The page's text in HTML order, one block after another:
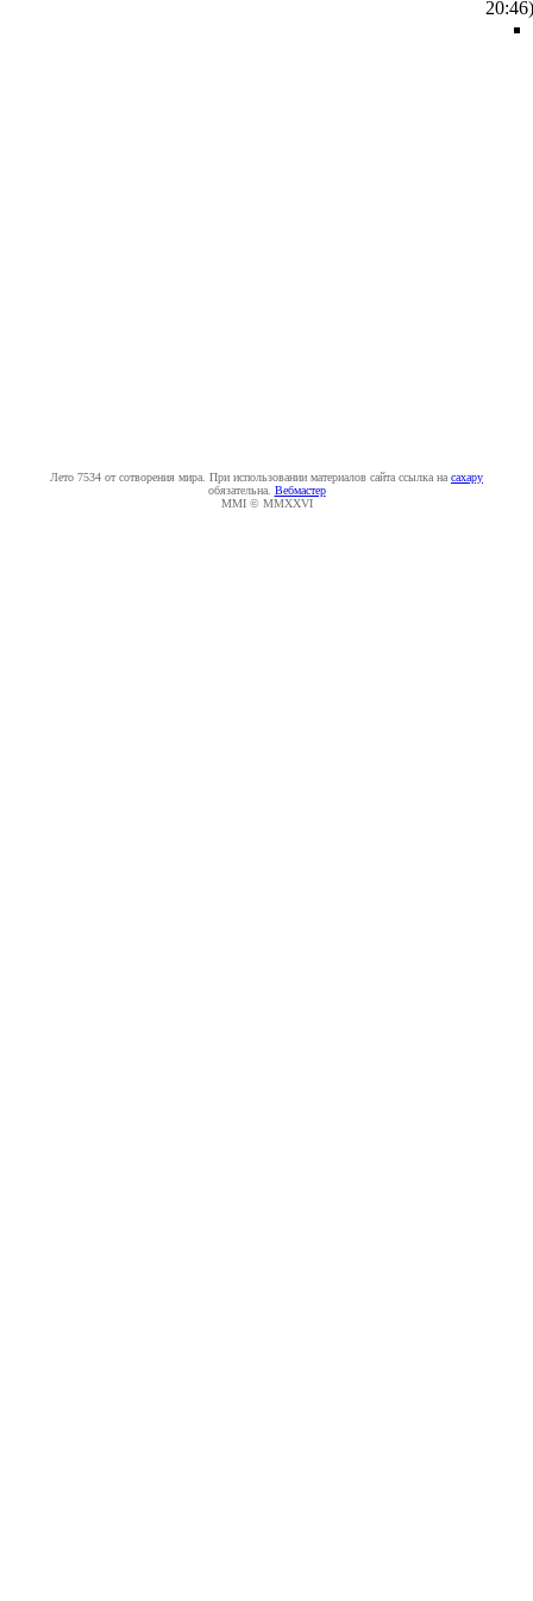
20:46)
Лето 7534 от сотворения мира. При использовании материалов сайта ссылка на caxapу
обязательна. Вебмастер
MMI © MMXXVI